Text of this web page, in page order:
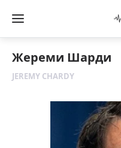
Жереми Шарди
JEREMY CHARDY